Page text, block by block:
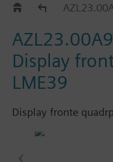
Catalogo
AZL23.00A9
Display
LME39
Display fronte